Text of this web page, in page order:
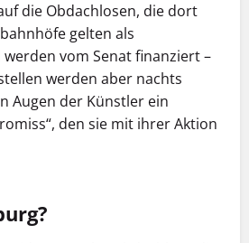
die Obdachlosen, die dort
gelten als
vom Senat finanziert –
werden aber nachts
Augen der Künstler ein
den sie mit ihrer Aktion